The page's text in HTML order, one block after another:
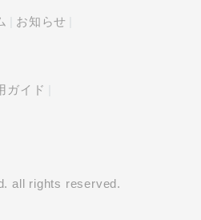
お知らせ
ガイド
all rights reserved.